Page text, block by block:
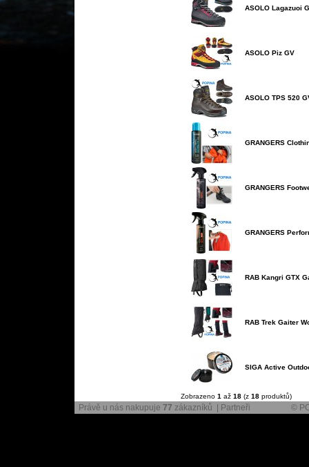
ASOLO Lagazuoi
ASOLO Piz GV
ASOLO TPS 520
GRANGERS
GRANGERS
GRANGERS
RAB Kangri GTX
RAB Trek Gaiter
SIGA Active
Zobrazeno 1 až 18(z 18produktů)
Právě u nás nakupuje 77 zákazníků | Partneři ©